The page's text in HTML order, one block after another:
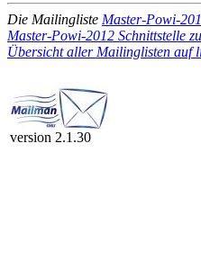
Die Mailingliste Master-Powi-
Master-Powi-2012 Schnittstelle
Übersicht aller Mailinglisten auf
version 2.1.30